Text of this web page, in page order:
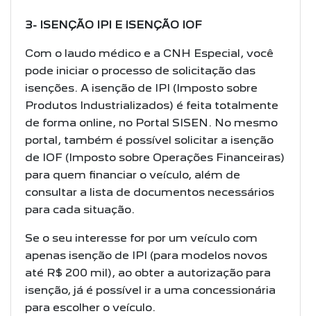
3- ISENÇÃO IPI E ISENÇÃO IOF
Com o laudo médico e a CNH Especial, você
pode iniciar o processo de solicitação das
isenções. A isenção de IPI (Imposto sobre
Produtos Industrializados) é feita totalmente
de forma online, no Portal SISEN. No mesmo
portal, também é possível solicitar a isenção
de IOF (Imposto sobre Operações Financeiras)
para quem financiar o veículo, além de
consultar a lista de documentos necessários
para cada situação.
Se o seu interesse for por um veículo com
apenas isenção de IPI (para modelos novos
até R$ 200 mil), ao obter a autorização para
isenção, já é possível ir a uma concessionária
para escolher o veículo.